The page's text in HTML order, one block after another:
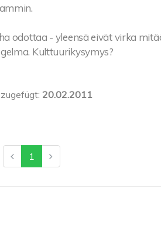
odottaa - yleensä eivät virka
Kulttuurikysymys?
20.02.2011
1